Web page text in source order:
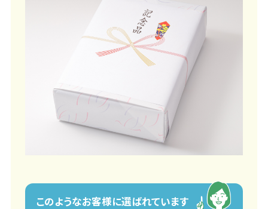
このようなお客様に選ばれています